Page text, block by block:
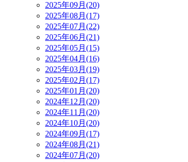
2025年09月(20)
2025年08月(17)
2025年07月(22)
2025年06月(21)
2025年05月(15)
2025年04月(16)
2025年03月(19)
2025年02月(17)
2025年01月(20)
2024年12月(20)
2024年11月(20)
2024年10月(20)
2024年09月(17)
2024年08月(21)
2024年07月(20)